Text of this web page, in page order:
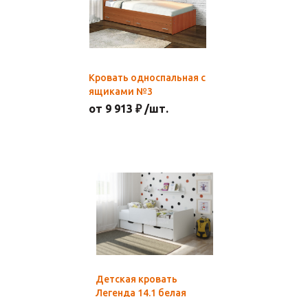
Кровать односпальная с
ящиками №3
от 9 913 ₽ /шт.
Детская кровать
Легенда 14.1 белая